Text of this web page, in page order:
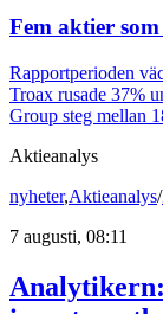
Fem aktier
Rapportperioden
Troax rusade 37%
Group steg mellan
Aktieanalys
nyheter,Aktieanalys/
7 augusti, 08:11